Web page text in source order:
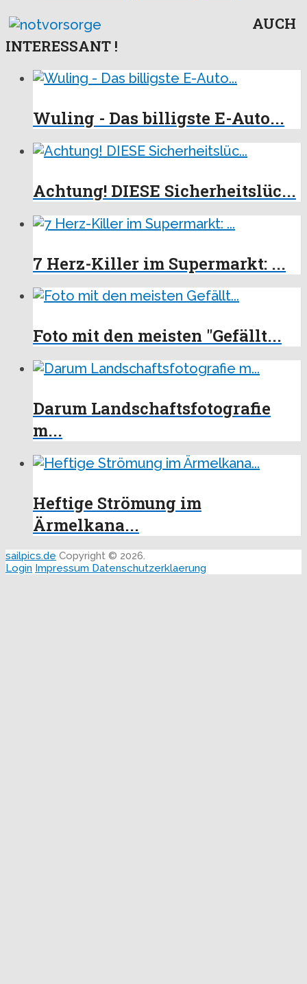
AUCH
INTERESSANT !
Wuling - Das billigste E-Auto...
Achtung! DIESE Sicherheitslüc...
7 Herz-Killer im Supermarkt: ...
Foto mit den meisten "Gefällt...
Darum Landschaftsfotografie
m...
Heftige Strömung im
Ärmelkana...
sailpics.de Copyright © 2026.
Login Impressum Datenschutzerklaerung